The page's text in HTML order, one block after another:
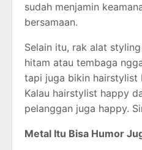
sudah menjamin
bersamaan.
Selain itu, rak alat
hitam atau tembaga
tapi juga bikin hairstylist
Kalau hairstylist happy
pelanggan juga happy.
Metal Itu Bisa Humor